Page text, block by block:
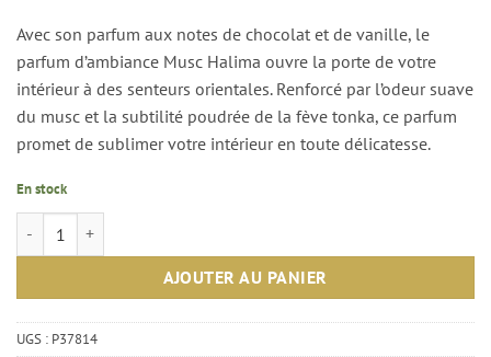
Avec son parfum aux notes de chocolat et de vanille, le
parfum d’ambiance Musc Halima ouvre la porte de votre
intérieur à des senteurs orientales. Renforcé par l’odeur suave
du musc et la subtilité poudrée de la fève tonka, ce parfum
promet de sublimer votre intérieur en toute délicatesse.
En stock
AJOUTER AU PANIER
UGS : P37814